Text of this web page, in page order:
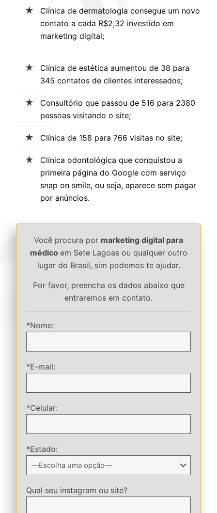
Clínica de dermatologia consegue um novo
contato a cada R$2,32 investido em
marketing digital;
Clínica de estética aumentou de 38 para
345 contatos de clientes interessados;
Consultório que passou de 516 para 2380
pessoas visitando o site;
Clínica de 158 para 766 visitas no site;
Clínica odontológica que conquistou a
primeira página do Google com serviço
snap on smile, ou seja, aparece sem pagar
por anúncios.
Você procura por marketing digital para
médico em Sete Lagoas ou qualquer outro
lugar do Brasil, sim podemos te ajudar.
Por favor, preencha os dados abaixo que
entraremos em contato.
*Nome:
*E-mail:
*Celular:
*Estado:
Qual seu instagram ou site?